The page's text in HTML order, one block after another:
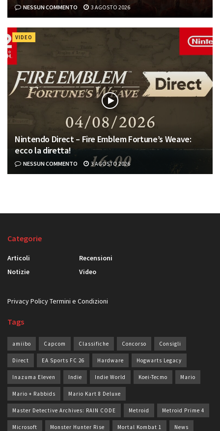
NESSUN COMMENTO 3 AGOSTO 2026
VIDEO
Nintendo Direct – Fire Emblem Fortune’s Weave:
ecco la diretta!
NESSUN COMMENTO 3 AGOSTO 2026
Categorie
Articoli
Notizie
Recensioni
Video
Privacy PolicyTermini e Condizioni
Tags
amiibo Capcom Classifiche Concorso Consigli
Direct EA Sports FC 26 Hardware Hogwarts Legacy
Inazuma Eleven Indie Indie World Koei-Tecmo Mario
Mario + Rabbids Mario Kart 8 Deluxe
Master Detective Archives: RAIN CODE Metroid Metroid Prime 4
Microsoft Monster Hunter Rise Mortal Kombat 1 News